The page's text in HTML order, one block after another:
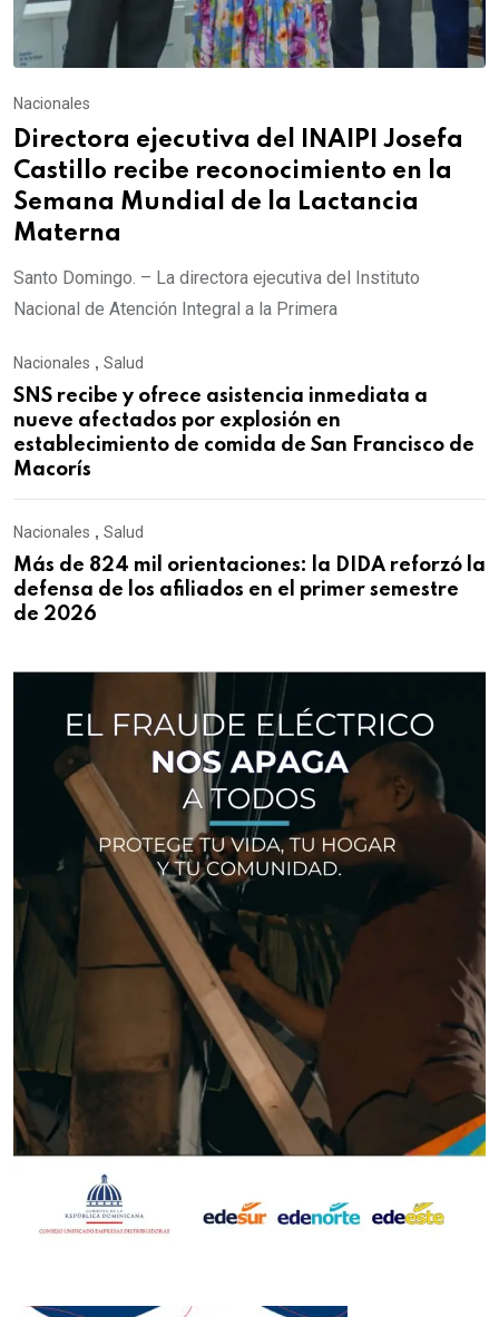
Nacionales
Directora ejecutiva del INAIPI Josefa
Castillo recibe reconocimiento en la
Semana Mundial de la Lactancia
Materna
Santo Domingo. – La directora ejecutiva del Instituto
Nacional de Atención Integral a la Primera
Nacionales , Salud
SNS recibe y ofrece asistencia inmediata a
nueve afectados por explosión en
establecimiento de comida de San Francisco de
Macorís
Nacionales , Salud
Más de 824 mil orientaciones: la DIDA reforzó la
defensa de los afiliados en el primer semestre
de 2026